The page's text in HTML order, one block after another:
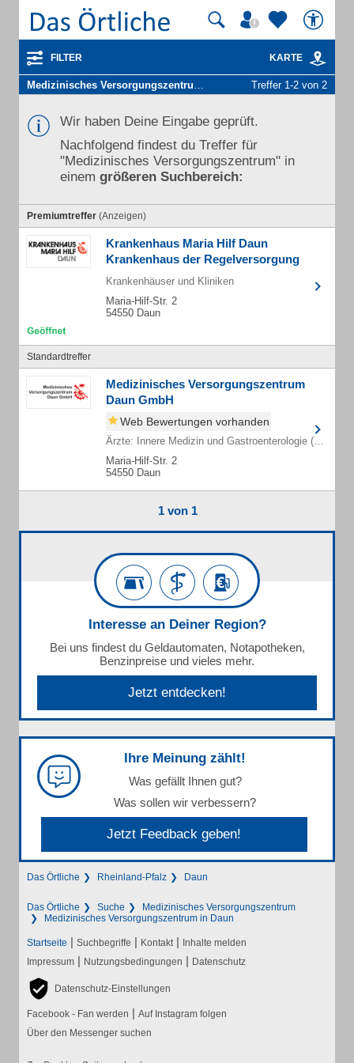
FILTER KARTE
Medizinisches Versorgungszentrum in Gefell Kr DaunTreffer 1-2 von 2
Wir haben Deine Eingabe geprüft.
Nachfolgend findest du Treffer für
"Medizinisches Versorgungszentrum" in
einem größeren Suchbereich:
Premiumtreffer (Anzeigen)
Krankenhaus Maria Hilf Daun
Krankenhaus der Regelversorgung
Krankenhäuser und Kliniken
Maria-Hilf-Str. 2
54550 Daun
Standardtreffer
Medizinisches Versorgungszentrum
Daun GmbH
Web Bewertungen vorhanden
Ärzte: Innere Medizin und Gastroenterologie (Fachärzte)
Maria-Hilf-Str. 2
54550 Daun
1 von 1
Interesse an Deiner Region?
Bei uns findest du Geldautomaten, Notapotheken,
Benzinpreise und vieles mehr.
Jetzt entdecken!
Ihre Meinung zählt!
Was gefällt Ihnen gut?
Was sollen wir verbessern?
Jetzt Feedback geben!
Das Örtliche Rheinland-Pfalz Daun
Das Örtliche Suche
Medizinisches Versorgungszentrum
Medizinisches Versorgungszentrum in Daun
Startseite | Suchbegriffe | Kontakt | Inhalte melden
Impressum | Nutzungsbedingungen | Datenschutz
Datenschutz-Einstellungen
Facebook - Fan werden | Auf Instagram folgen
Über den Messenger suchen